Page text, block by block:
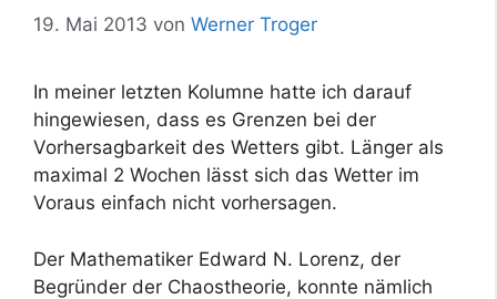
19. Mai 2013 von Werner Troger
In meiner letzten Kolumne hatte ich darauf
hingewiesen, dass es Grenzen bei der
Vorhersagbarkeit des Wetters gibt. Länger als
maximal 2 Wochen lässt sich das Wetter im
Voraus einfach nicht vorhersagen.
Der Mathematiker Edward N. Lorenz, der
Begründer der Chaostheorie, konnte nämlich